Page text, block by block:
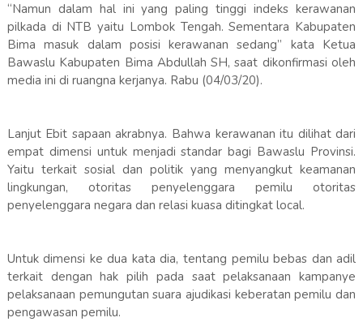
“Namun dalam hal ini yang paling tinggi indeks kerawanan
pilkada di NTB yaitu Lombok Tengah. Sementara Kabupaten
Bima masuk dalam posisi kerawanan sedang” kata Ketua
Bawaslu Kabupaten Bima Abdullah SH, saat dikonfirmasi oleh
media ini di ruangna kerjanya. Rabu (04/03/20).
Lanjut Ebit sapaan akrabnya. Bahwa kerawanan itu dilihat dari
empat dimensi untuk menjadi standar bagi Bawaslu Provinsi.
Yaitu terkait sosial dan politik yang menyangkut keamanan
lingkungan, otoritas penyelenggara pemilu otoritas
penyelenggara negara dan relasi kuasa ditingkat local.
Untuk dimensi ke dua kata dia, tentang pemilu bebas dan adil
terkait dengan hak pilih pada saat pelaksanaan kampanye
pelaksanaan pemungutan suara ajudikasi keberatan pemilu dan
pengawasan pemilu.